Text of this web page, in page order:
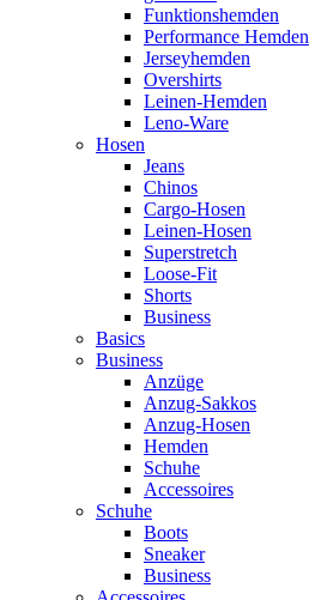
Funktionshemden
Performance Hemden
Jerseyhemden
Overshirts
Leinen-Hemden
Leno-Ware
Hosen
Jeans
Chinos
Cargo-Hosen
Leinen-Hosen
Superstretch
Loose-Fit
Shorts
Business
Basics
Business
Anzüge
Anzug-Sakkos
Anzug-Hosen
Hemden
Schuhe
Accessoires
Schuhe
Boots
Sneaker
Business